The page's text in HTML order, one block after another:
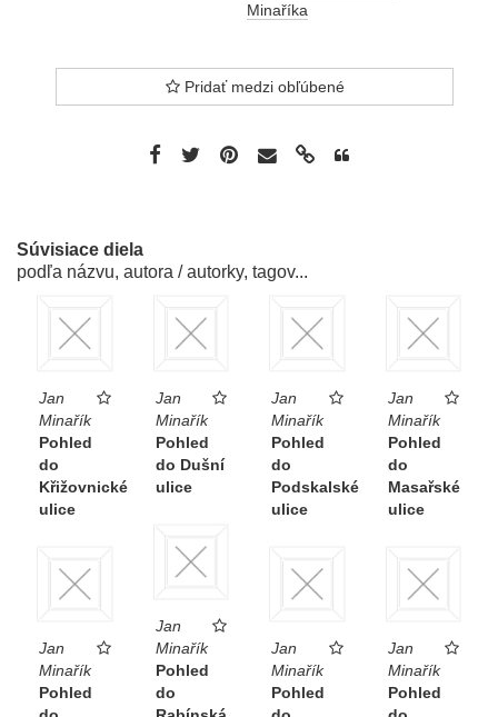
Minaříka
Pridať medzi obľúbené
Súvisiace diela
podľa názvu, autora / autorky, tagov...
Jan
Minařík
Pohled
do
Křižovnické
ulice
Jan
Minařík
Pohled
do Dušní
ulice
Jan
Minařík
Pohled
do
Podskalské
ulice
Jan
Minařík
Pohled
do
Masařské
ulice
Jan
Minařík
Pohled
do
Jan
Minařík
Pohled
Jan
Minařík
Pohled
Jan
Minařík
Pohled